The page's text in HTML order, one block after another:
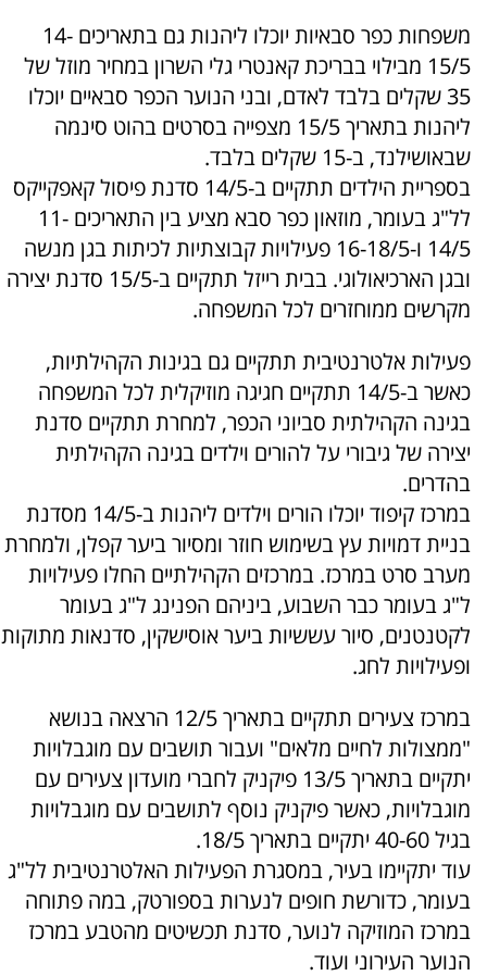
משפחות כפר סבאיות יוכלו ליהנות גם בתאריכים 14-
15/5 מבילוי בבריכת קאנטרי גלי השרון במחיר מוזל של
35 שקלים בלבד לאדם, ובני הנוער הכפר סבאיים יוכלו
ליהנות בתאריך 15/5 מצפייה בסרטים בהוט סינמה
שבאושילנד, ב-15 שקלים בלבד.
בספריית הילדים תתקיים ב-14/5 סדנת פיסול קאפקייקס
לל"ג בעומר, מוזאון כפר סבא מציע בין התאריכים 11-
14/5 ו-16-18/5 פעילויות קבוצתיות לכיתות בגן מנשה
ובגן הארכיאולוגי. בבית רייזל תתקיים ב-15/5 סדנת יצירה
מקרשים ממוחזרים לכל המשפחה.
פעילות אלטרנטיבית תתקיים גם בגינות הקהילתיות,
כאשר ב-14/5 תתקיים חגיגה מוזיקלית לכל המשפחה
בגינה הקהילתית סביוני הכפר, למחרת תתקיים סדנת
יצירה של גיבורי על להורים וילדים בגינה הקהילתית
בהדרים.
במרכז קיפוד יוכלו הורים וילדים ליהנות ב-14/5 מסדנת
בניית דמויות עץ בשימוש חוזר ומסיור ביער קפלן, ולמחרת
מערב סרט במרכז. במרכזים הקהילתיים החלו פעילויות
ל"ג בעומר כבר השבוע, ביניהם הפנינג ל"ג בעומר
לקטנטנים, סיור עששיות ביער אוסישקין, סדנאות מתוקות
ופעילויות לחג.
במרכז צעירים תתקיים בתאריך 12/5 הרצאה בנושא
"ממצולות לחיים מלאים" ועבור תושבים עם מוגבלויות
יתקיים בתאריך 13/5 פיקניק לחברי מועדון צעירים עם
מוגבלויות, כאשר פיקניק נוסף לתושבים עם מוגבלויות
בגיל 40-60 יתקיים בתאריך 18/5.
עוד יתקיימו בעיר, במסגרת הפעילות האלטרנטיבית לל"ג
בעומר, כדורשת חופים לנערות בספורטק, במה פתוחה
במרכז המוזיקה לנוער, סדנת תכשיטים מהטבע במרכז
הנוער העירוני ועוד.